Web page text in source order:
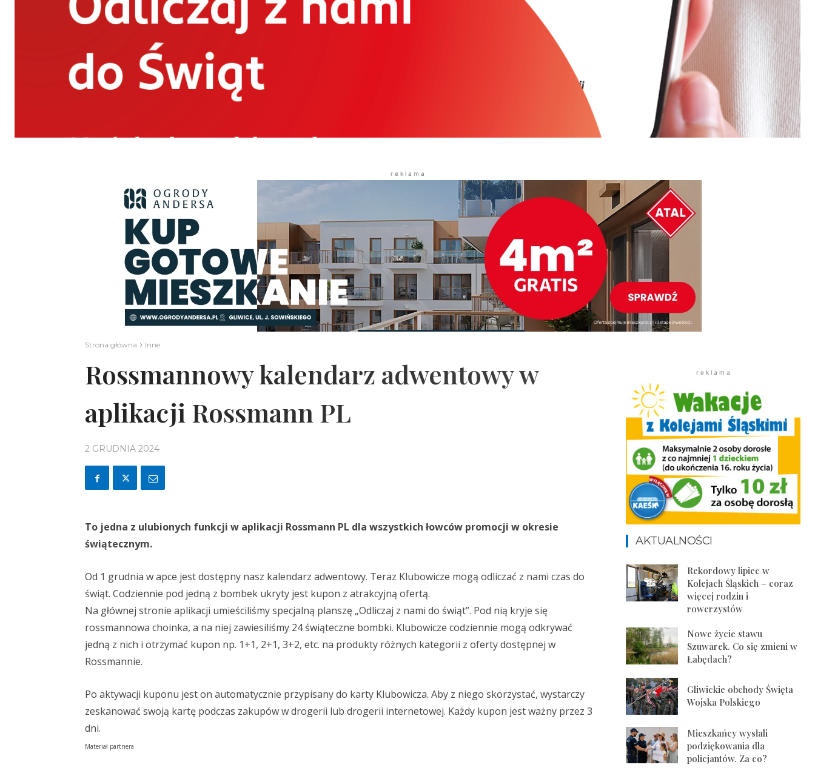
r e k l a m a
Strona główna Inne
Rossmannowy kalendarz adwentowy w
aplikacji Rossmann PL
2 GRUDNIA 2024
To jedna z ulubionych funkcji w aplikacji Rossmann PL dla wszystkich łowców promocji w okresie
świątecznym.
Od 1 grudnia w apce jest dostępny nasz kalendarz adwentowy. Teraz Klubowicze mogą odliczać z nami czas do
świąt. Codziennie pod jedną z bombek ukryty jest kupon z atrakcyjną ofertą.
Na głównej stronie aplikacji umieściliśmy specjalną planszę „Odliczaj z nami do świąt”. Pod nią kryje się
rossmannowa choinka, a na niej zawiesiliśmy 24 świąteczne bombki. Klubowicze codziennie mogą odkrywać
jedną z nich i otrzymać kupon np. 1+1, 2+1, 3+2, etc. na produkty różnych kategorii z oferty dostępnej w
Rossmannie.
Po aktywacji kuponu jest on automatycznie przypisany do karty Klubowicza. Aby z niego skorzystać, wystarczy
zeskanować swoją kartę podczas zakupów w drogerii lub drogerii internetowej. Każdy kupon jest ważny przez 3
dni.
Materiał partnera
r e k l a m a
AKTUALNOŚCI
Rekordowy lipiec w
Kolejach Śląskich – coraz
więcej rodzin i
rowerzystów
Nowe życie stawu
Szuwarek. Co się zmieni w
Łabędach?
Gliwickie obchody Święta
Wojska Polskiego
Mieszkańcy wysłali
podziękowania dla
policjantów. Za co?